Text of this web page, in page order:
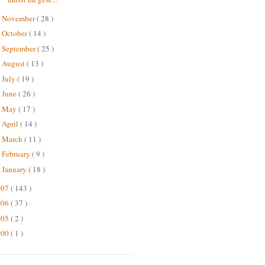
November( 28 )
October( 14 )
September( 25 )
August( 13 )
July ( 19 )
June( 26 )
May ( 17 )
April ( 14 )
March ( 11 )
February ( 9 )
January ( 18 )
( 143 )
( 37 )
( 2 )
( 1 )